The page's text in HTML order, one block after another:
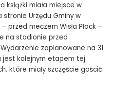
książki miała miejsce w
Urzędu Gminy w
przed meczem Wisła Płock –
na stadionie przed
zaplanowane na 31
jest kolejnym etapem tej
które miały szczęście gościć